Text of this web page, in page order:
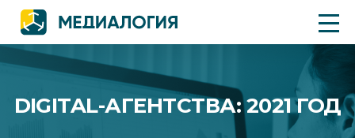
DIGITAL-АГЕНТСТВА: 2021 ГОД